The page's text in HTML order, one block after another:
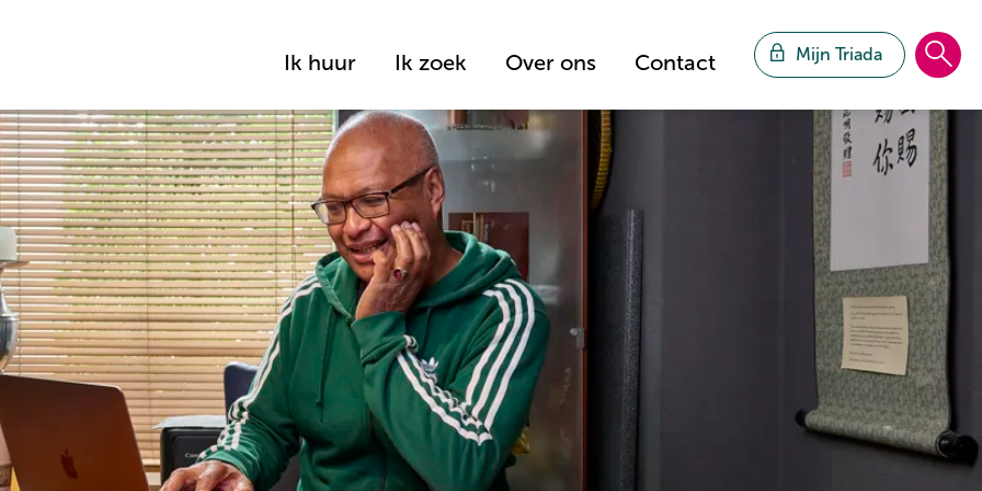
Ik huur Ik zoek Over ons Contact Mijn Triada